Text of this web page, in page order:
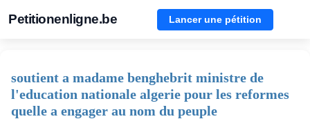
Petitionenligne.be Lancer une pétition
soutient a madame benghebrit ministre de
l'education nationale algerie pour les reformes
quelle a engager au nom du peuple